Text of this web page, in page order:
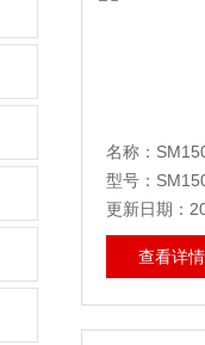
型号：
更新日期：
查看详情